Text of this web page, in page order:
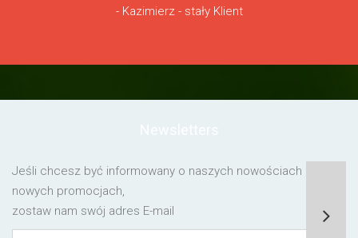
- Kazimierz - stały Klient
Jeśli chcesz być informowany o naszych nowościach lub o
nowych promocjach,
zostaw nam swój adres E-mail